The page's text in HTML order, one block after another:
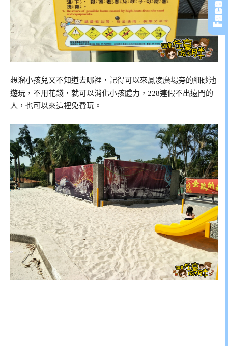
想溜小孩兒又不知道去哪裡，記得可以來鳳凌廣場旁的細砂池
遊玩，不用花錢，就可以消化小孩體力，228連假不出遠門的
人，也可以來這裡免費玩。